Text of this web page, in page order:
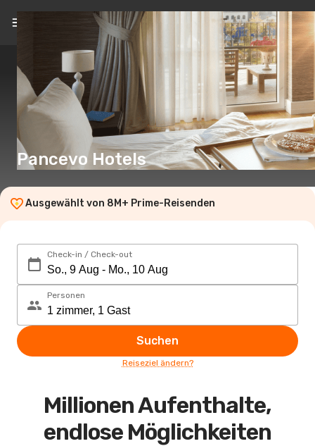
DE(CHF)
Pancevo Hotels
Ausgewählt von 8M+ Prime-Reisenden
Check-in / Check-out
Personen
Suchen
Reiseziel ändern?
Millionen Aufenthalte,
endlose Möglichkeiten